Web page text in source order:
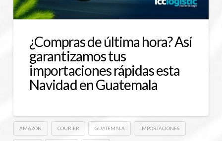
¿Compras de última hora? Así
garantizamos tus
importaciones rápidas esta
Navidad en Guatemala
AMAZON COURIER GUATEMALA IMPORTACIONES